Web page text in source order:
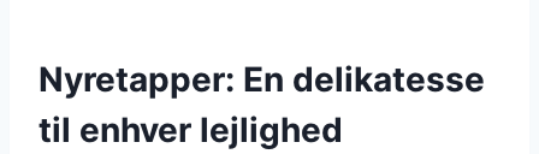
Nyretapper: En delikatesse
til enhver lejlighed